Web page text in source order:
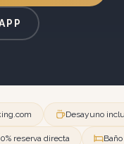
Desayuno
reserva directa